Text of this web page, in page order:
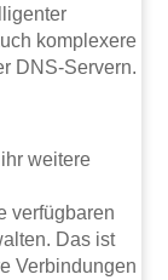
komplexere
DNS-Servern.
weitere
verfügbaren
Das ist
Verbindungen